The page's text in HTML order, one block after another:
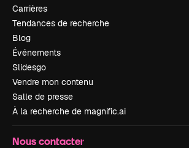
Carrières
Tendances de recherche
Blog
Événements
Slidesgo
Vendre mon contenu
Salle de presse
À la recherche de magnific.ai
Nous contacter